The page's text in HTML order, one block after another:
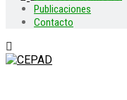
Publicaciones
Contacto